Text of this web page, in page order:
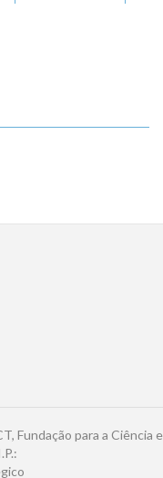
Fundação para a Ciência e